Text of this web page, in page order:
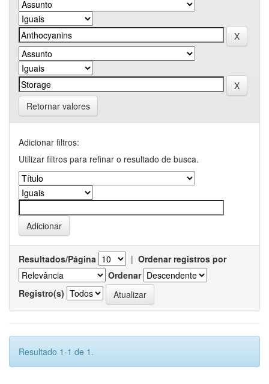
Retornar valores
Adicionar filtros:
Utilizar filtros para refinar o resultado de busca.
Resultados/Página | Ordenar registros por
Ordenar
Registro(s)
Resultado 1-1 de 1.